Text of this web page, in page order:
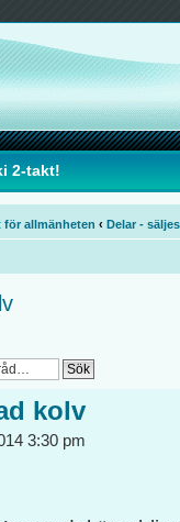
2-takt!
för allmänheten ‹ Delar - säljes
kolv
3:30 pm